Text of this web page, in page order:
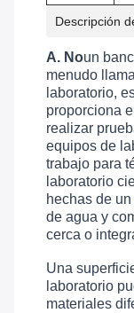
Descripción
A. Noun
menudo
laboratorio,
proporciona
realizar
equipos de
trabajo para
laboratorio
hechas de
de agua y
cerca o
Una
laboratorio
materiales